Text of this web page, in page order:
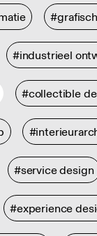
#industrieel
#collectible
#service design
#experience